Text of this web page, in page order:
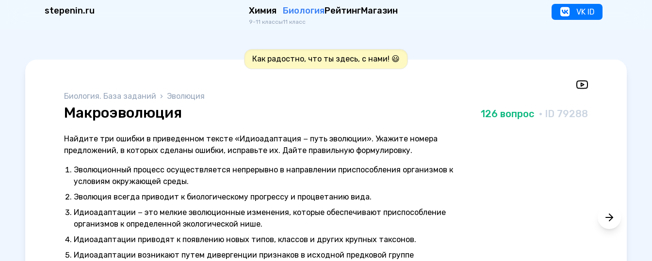
stepenin.ru Химия
9-11 классы
Биология
11 класс
РейтингМагазин VK ID
Как радостно, что ты здесь, с нами! 😃
Биология. База заданий › Эволюция
Макроэволюция 126 вопрос · ID 79288
Найдите три ошибки в приведенном тексте «Идиоадаптация − путь эволюции». Укажите номера
предложений, в которых сделаны ошибки, исправьте их. Дайте правильную формулировку.
Эволюционный процесс осуществляется непрерывно в направлении приспособления организмов к
условиям окружающей среды.
Эволюция всегда приводит к биологическому прогрессу и процветанию вида.
Идиоадаптации − это мелкие эволюционные изменения, которые обеспечивают приспособление
организмов к определенной экологической нише.
Идиоадаптации приводят к появлению новых типов, классов и других крупных таксонов.
Идиоадаптации возникают путем дивергенции признаков в исходной предковой группе